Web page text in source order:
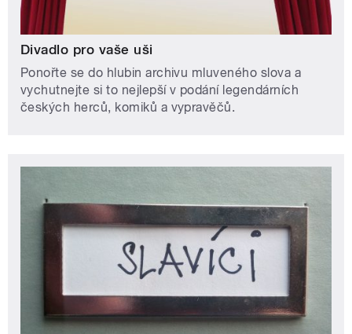
Divadlo pro vaše uši
Ponořte se do hlubin archivu mluveného slova a
vychutnejte si to nejlepší v podání legendárních
českých herců, komiků a vypravěčů.